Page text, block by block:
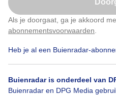
Als je doorgaat, ga je akkoord
abonnementsvoorwaarden
Heb je al een Buienradar-
Buienradar is onderdeel van
Buienradar en DPG Media
Door: Loes Rodermond Gemaakt:
Damherten Herfst
Klik hierom dit